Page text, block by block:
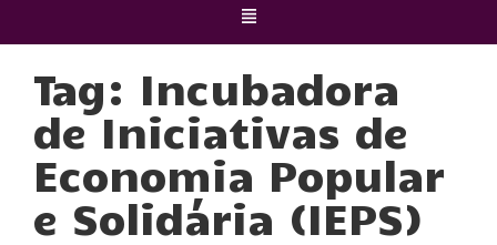
Tag: Incubadora
de Iniciativas de
Economia Popular
e Solidária (IEPS)